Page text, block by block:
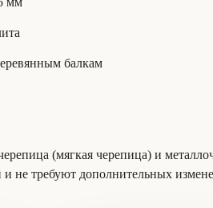
балкам
(мягкая черепица) и
не требуют дополнительных